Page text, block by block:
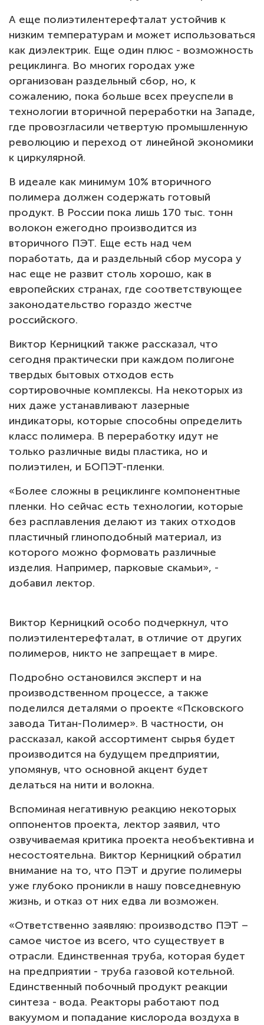
А еще полиэтилентерефталат устойчив к
низким температурам и может использоваться
как диэлектрик. Еще один плюс - возможность
рециклинга. Во многих городах уже
организован раздельный сбор, но, к
сожалению, пока больше всех преуспели в
технологии вторичной переработки на Западе,
где провозгласили четвертую промышленную
революцию и переход от линейной экономики
к циркулярной.
В идеале как минимум 10% вторичного
полимера должен содержать готовый
продукт. В России пока лишь 170 тыс. тонн
волокон ежегодно производится из
вторичного ПЭТ. Еще есть над чем
поработать, да и раздельный сбор мусора у
нас еще не развит столь хорошо, как в
европейских странах, где соответствующее
законодательство гораздо жестче
российского.
Виктор Керницкий также рассказал, что
сегодня практически при каждом полигоне
твердых бытовых отходов есть
сортировочные комплексы. На некоторых из
них даже устанавливают лазерные
индикаторы, которые способны определить
класс полимера. В переработку идут не
только различные виды пластика, но и
полиэтилен, и БОПЭТ-пленки.
«Более сложны в рециклинге компонентные
пленки. Но сейчас есть технологии, которые
без расплавления делают из таких отходов
пластичный глиноподобный материал, из
которого можно формовать различные
изделия. Например, парковые скамьи», -
добавил лектор.
Виктор Керницкий особо подчеркнул, что
полиэтилентерефталат, в отличие от других
полимеров, никто не запрещает в мире.
Подробно остановился эксперт и на
производственном процессе, а также
поделился деталями о проекте «Псковского
завода Титан-Полимер». В частности, он
рассказал, какой ассортимент сырья будет
производится на будущем предприятии,
упомянув, что основной акцент будет
делаться на нити и волокна.
Вспоминая негативную реакцию некоторых
оппонентов проекта, лектор заявил, что
озвучиваемая критика проекта необъективна и
несостоятельна. Виктор Керницкий обратил
внимание на то, что ПЭТ и другие полимеры
уже глубоко проникли в нашу повседневную
жизнь, и отказ от них едва ли возможен.
«Ответственно заявляю: производство ПЭТ –
самое чистое из всего, что существует в
отрасли. Единственная труба, которая будет
на предприятии - труба газовой котельной.
Единственный побочный продукт реакции
синтеза - вода. Реакторы работают под
вакуумом и попадание кислорода воздуха в